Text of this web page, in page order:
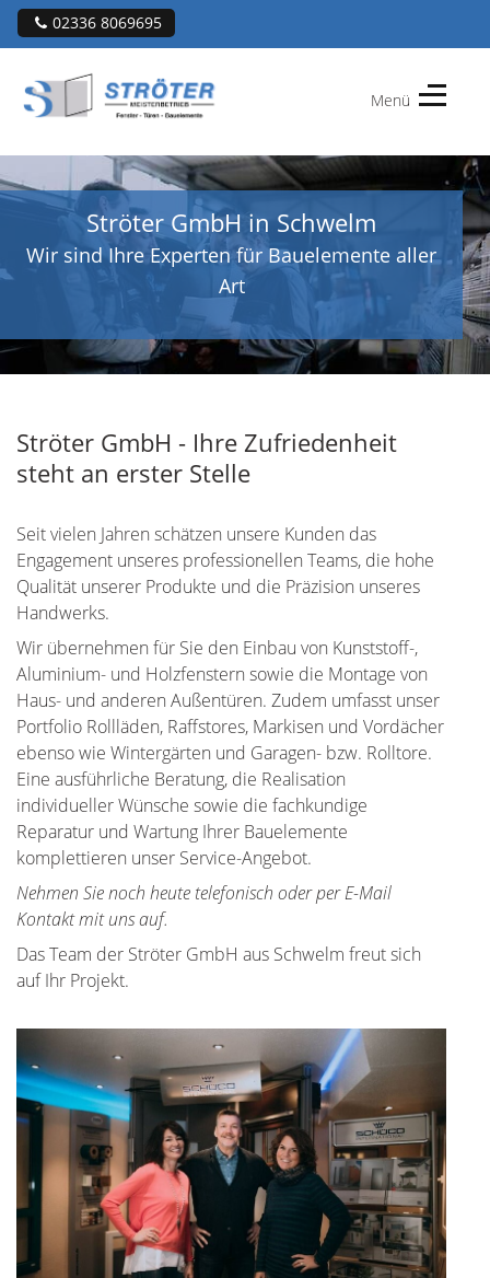
02336 8069695
Menü
Ströter GmbH in Schwelm
Wir sind Ihre Experten für Bauelemente aller
Art
Ströter GmbH - Ihre Zufriedenheit
steht an erster Stelle
Seit vielen Jahren schätzen unsere Kunden das
Engagement unseres professionellen Teams, die hohe
Qualität unserer Produkte und die Präzision unseres
Handwerks.
Wir übernehmen für Sie den Einbau von Kunststoff-,
Aluminium- und Holzfenstern sowie die Montage von
Haus- und anderen Außentüren. Zudem umfasst unser
Portfolio Rollläden, Raffstores, Markisen und Vordächer
ebenso wie Wintergärten und Garagen- bzw. Rolltore.
Eine ausführliche Beratung, die Realisation
individueller Wünsche sowie die fachkundige
Reparatur und Wartung Ihrer Bauelemente
komplettieren unser Service-Angebot.
Nehmen Sie noch heute telefonisch oder per E-Mail
Kontakt mit uns auf.
Das Team der Ströter GmbH aus Schwelm freut sich
auf Ihr Projekt.